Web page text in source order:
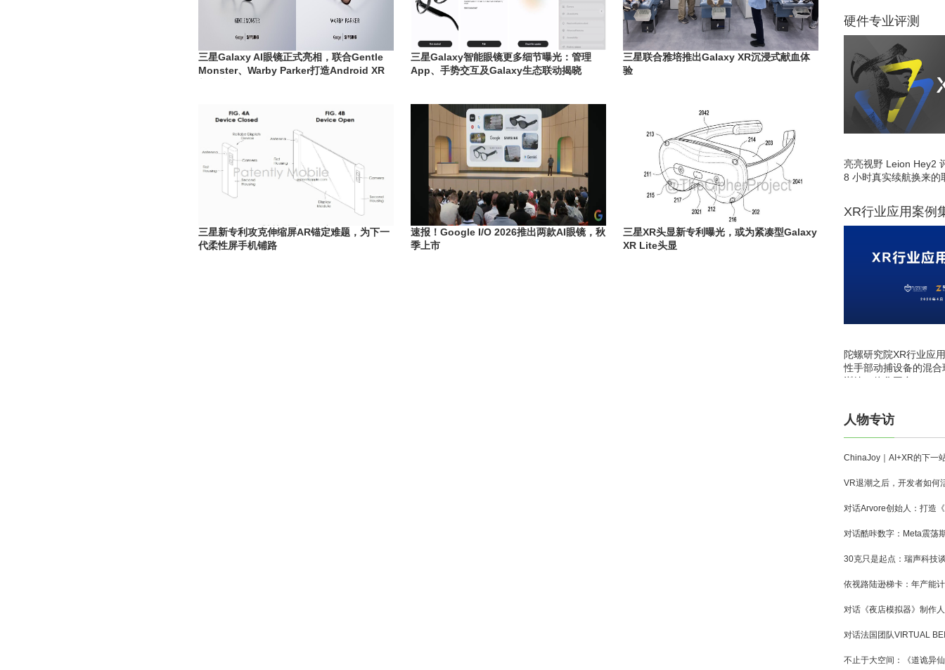
三星Galaxy AI眼镜正式亮相，联合Gentle
Monster、Warby Parker打造Android XR
三星Galaxy智能眼镜更多细节曝光：管理
App、手势交互及Galaxy生态联动揭晓
三星联合雅培推出Galaxy XR沉浸式献血体
验
三星新专利攻克伸缩屏AR锚定难题，为下一
代柔性屏手机铺路
速报！Google I/O 2026推出两款AI眼镜，秋
季上市
三星XR头显新专利曝光，或为紧凑型Galaxy
XR Lite头显
硬件专业评测
亮亮视野 Leion Hey2
8 小时真实续航换来的
XR行业应用案例
陀螺研究院XR行业应
性手部动捕设备的混
训练一体化平台
人物专访